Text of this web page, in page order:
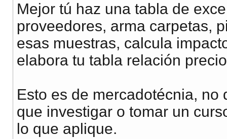
Mejor tú haz una tabla de
proveedores, arma carpetas,
esas muestras, calcula
elabora tu tabla relación
Esto es de mercadotécnia, no
que investigar o tomar un
lo que aplique.